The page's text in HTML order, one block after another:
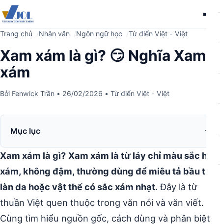
Trang chủ Nhân văn Ngôn ngữ học Từ điển Việt - Việt
Xam xám là gì? 😏 Nghĩa Xam
xám
Bởi Fenwick Trần • 26/02/2026 • Từ điển Việt - Việt
Mục lục
Xam xám là gì? Xam xám là từ láy chỉ màu sắc hơi
xám, không đậm, thường dùng để miêu tả bầu trời,
làn da hoặc vật thể có sắc xám nhạt.Đây là từ
thuần Việt quen thuộc trong văn nói và văn viết.
Cùng tìm hiểu nguồn gốc, cách dùng và phân biệt